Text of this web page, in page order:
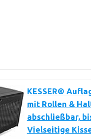
KESSER®
mit Rollen &
abschließbar,
Vielseitige